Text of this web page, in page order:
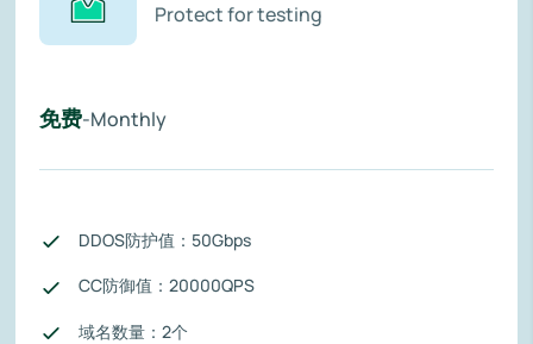
Protect for testing
免费-Monthly
DDOS防护值：50Gbps
CC防御值：20000QPS
域名数量：2个